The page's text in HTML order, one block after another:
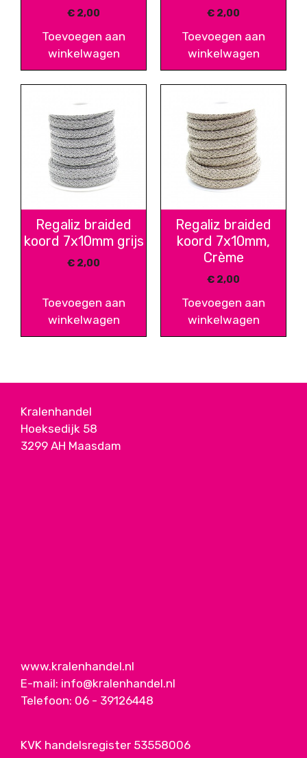
€ 2,00
Toevoegen aan
winkelwagen
€ 2,00
Toevoegen aan
winkelwagen
Regaliz braided
koord 7x10mm grijs
€ 2,00
Toevoegen aan
winkelwagen
Regaliz braided
koord 7x10mm,
Crème
€ 2,00
Toevoegen aan
winkelwagen
Kralenhandel
Hoeksedijk 58
3299 AH Maasdam
www.kralenhandel.nl
E-mail: info@kralenhandel.nl
Telefoon: 06 - 39126448
KVK handelsregister 53558006